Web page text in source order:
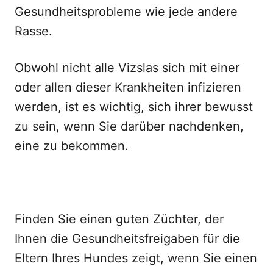
Gesundheitsprobleme wie jede andere
Rasse.
Obwohl nicht alle Vizslas sich mit einer
oder allen dieser Krankheiten infizieren
werden, ist es wichtig, sich ihrer bewusst
zu sein, wenn Sie darüber nachdenken,
eine zu bekommen.
Finden Sie einen guten Züchter, der
Ihnen die Gesundheitsfreigaben für die
Eltern Ihres Hundes zeigt, wenn Sie einen